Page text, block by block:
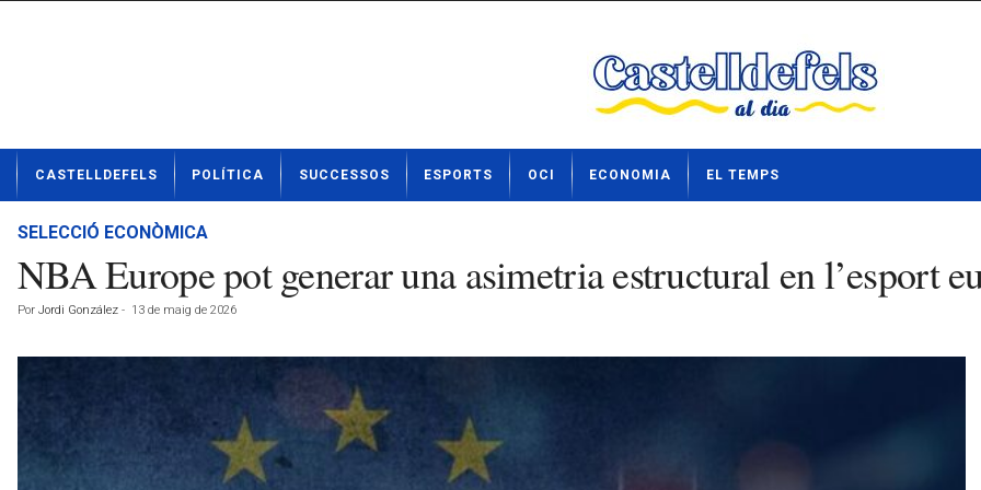
t
CASTELLDEFELS POLÍTICA SUCCESSOS ESPORTS OCI ECONOMIA EL TEMPS
SELECCIÓ ECONÒMICA
NBA Europe pot generar una asimetria estructural en l’esport
Por Jordi González - 13 de maig de 2026